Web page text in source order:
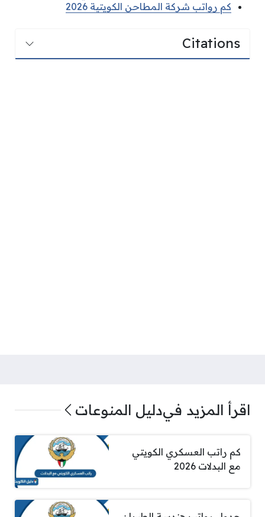
كم رواتب شركة المطاحن الكويتية 2026
Citations
اقرأ المزيد فيدليل المنوعات
كم راتب العسكري الكويتي
مع البدلات 2026